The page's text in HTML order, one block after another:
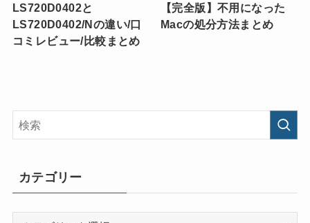
LS720D0402と
LS720D0402/Nの違い/口
コミレビュー/比較まとめ
【完全版】不用になった
Macの処分方法まとめ
カテゴリー